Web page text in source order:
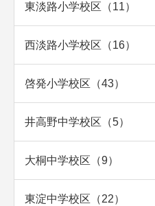
東淡路小学校区（11）
西淡路小学校区（16）
啓発小学校区（43）
井高野中学校区（5）
大桐中学校区（9）
東淀中学校区（22）